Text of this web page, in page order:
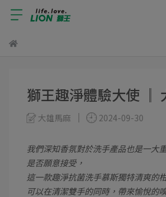
獅王趣淨體驗大使 ║
大雄馬麻 2024-09-30
我們深知香氛對於洗手產品也是一大
是否願意接受，
這一款趣淨抗菌洗手慕斯獨特清爽的
可以在清潔雙手的同時，帶來愉悅的